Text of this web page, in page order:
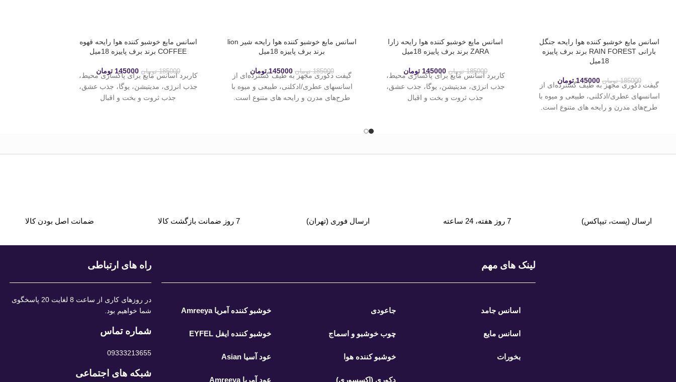
اسانس مایع خوشبو کننده هوا رایحه جنگل
بارانی RAIN FOREST برند برف پاییزه
18میل
185000 تومان 145000 تومان
گیفت دکوری مجهز به طیف گسترده‌ای از
اسانسهای عطری/ادکلنی، طبیعی و میوه با
طرح‌های مدرن و رایحه های متنوع است.
اسانس مایع خوشبو کننده هوا رایحه زارا
ZARA برند برف پاییزه 18میل
185000 تومان 145000 تومان
کاربرد اسانس مایع برای پاکسازی محیط،
جذب انرژی، مدیتیشن، یوگا، جذب عشق،
جذب ثروت و بخت و اقبال
اسانس مایع خوشبو کننده هوا رایحه شیر lion
برند برف پاییزه 18میل
185000 تومان 145000 تومان
گیفت دکوری مجهز به طیف گسترده‌ای از
اسانسهای عطری/ادکلنی، طبیعی و میوه با
طرح‌های مدرن و رایحه های متنوع است.
اسانس مایع خوشبو کننده هوا رایحه قهوه
COFFEE برند برف پاییزه 18میل
185000 تومان 145000 تومان
کاربرد اسانس مایع برای پاکسازی محیط،
جذب انرژی، مدیتیشن، یوگا، جذب عشق،
جذب ثروت و بخت و اقبال
ارسال (پست، تیپاکس) 7 روز هفته، 24 ساعته ارسال فوری (تهران) 7 روز ضمانت بازگشت کالا ضمانت اصل بودن کالا
لینک های مهم
اسانس جامد
اسانس مایع
بخورات
جاعودی
چوب خوشبو و اسماج
خوشبو کننده هوا
دکوری (اکسسوری)
خوشبو کننده آمریا Amreeya
خوشبو کننده ایفل EYFEL
عود آسیا Asian
عود آمریا Amreeya
راه های ارتباطی
در روزهای کاری از ساعت 8 لغایت 20 پاسخگوی
شما خواهیم بود.
شماره تماس
09333213655
شبکه های اجتماعی